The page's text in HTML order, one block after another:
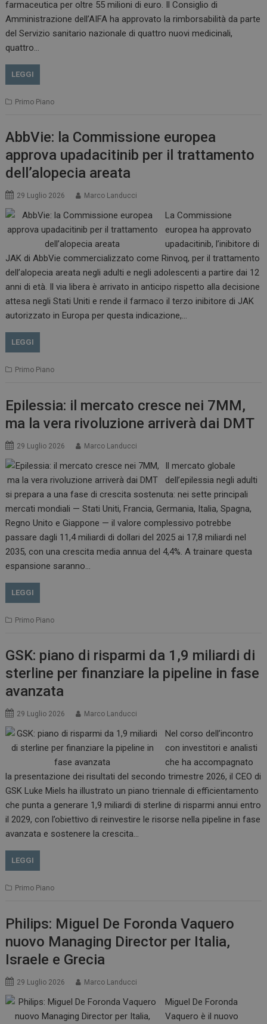
farmaceutica per oltre 55 milioni di euro. Il Consiglio di
Amministrazione dell’AIFA ha approvato la rimborsabilità da parte
del Servizio sanitario nazionale di quattro nuovi medicinali,
quattro…
LEGGI
Primo Piano
AbbVie: la Commissione europea
approva upadacitinib per il trattamento
dell’alopecia areata
29 Luglio 2026 Marco Landucci
La Commissione
europea ha approvato
upadacitinib, l’inibitore di
JAK di AbbVie commercializzato come Rinvoq, per il trattamento
dell’alopecia areata negli adulti e negli adolescenti a partire dai 12
anni di età. Il via libera è arrivato in anticipo rispetto alla decisione
attesa negli Stati Uniti e rende il farmaco il terzo inibitore di JAK
autorizzato in Europa per questa indicazione,…
LEGGI
Primo Piano
Epilessia: il mercato cresce nei 7MM,
ma la vera rivoluzione arriverà dai DMT
29 Luglio 2026 Marco Landucci
Il mercato globale
dell’epilessia negli adulti
si prepara a una fase di crescita sostenuta: nei sette principali
mercati mondiali — Stati Uniti, Francia, Germania, Italia, Spagna,
Regno Unito e Giappone — il valore complessivo potrebbe
passare dagli 11,4 miliardi di dollari del 2025 ai 17,8 miliardi nel
2035, con una crescita media annua del 4,4%. A trainare questa
espansione saranno…
LEGGI
Primo Piano
GSK: piano di risparmi da 1,9 miliardi di
sterline per finanziare la pipeline in fase
avanzata
29 Luglio 2026 Marco Landucci
Nel corso dell’incontro
con investitori e analisti
che ha accompagnato
la presentazione dei risultati del secondo trimestre 2026, il CEO di
GSK Luke Miels ha illustrato un piano triennale di efficientamento
che punta a generare 1,9 miliardi di sterline di risparmi annui entro
il 2029, con l’obiettivo di reinvestire le risorse nella pipeline in fase
avanzata e sostenere la crescita…
LEGGI
Primo Piano
Philips: Miguel De Foronda Vaquero
nuovo Managing Director per Italia,
Israele e Grecia
29 Luglio 2026 Marco Landucci
Miguel De Foronda
Vaquero è il nuovo
VISITOR_INFO1_LIVE
Google LLC
.youtube.com
5